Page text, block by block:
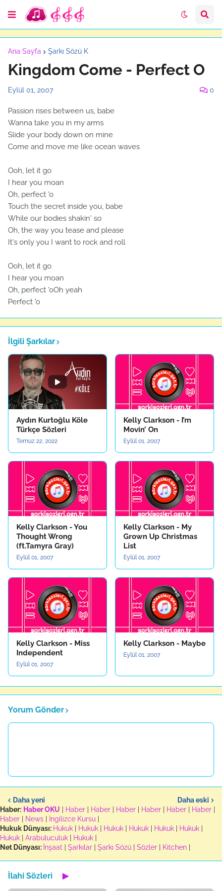
Ana Sayfa Şarkı Sözü K
Kingdom Come - Perfect O
Eylül 01, 2007 0
Passion rises between us, babe
Wanna take you in my arms
Slide your body down on mine
Come and move me like ocean waves
Ooh, let it go
I hear you moan
Oh, perfect 'o
Touch the secret inside you, babe
While our bodies shakin' so
Oh, the way you tease and please
It's only you I want to rock and roll
Ooh, let it go
I hear you moan
Oh, perfect 'oOh yeah
Perfect 'o
İlgili Şarkılar
Aydın Kurtoğlu Köle
Türkçe Sözleri
Temuz 22, 2022
Kelly Clarkson - I’m
Movin’ On
Eylül 01, 2007
Kelly Clarkson - You
Thought Wrong
(ft.Tamyra Gray)
Eylül 01, 2007
Kelly Clarkson - My
Grown Up Christmas
List
Eylül 01, 2007
Kelly Clarkson - Miss
Independent
Eylül 01, 2007
Kelly Clarkson - Maybe
Eylül 01, 2007
Yorum Gönder
Daha yeni
Daha eski
Haber: Haber OKU Haber Haber Haber Haber Haber Haber
Haber
News İngilizce Kursu
Hukuk Dünyası: Hukuk Hukuk Hukuk Hukuk Hukuk Hukuk
Hukuk
Arabuluculuk Hukuk
Net Dünyası: İnşaat Şarkılar Şarkı Sözü Sözler Kitchen
İlahi Sözleri ▶